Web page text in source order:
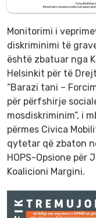
Monitorimi i
diskriminimi të
është zbatuar nga
Helsinkit për të
“Barazi tani –
për përfshirje
mosdiskriminim”, i
përmes Civica
qytetar që zbaton
HOPS-Opsione për
Koalicioni Margini.